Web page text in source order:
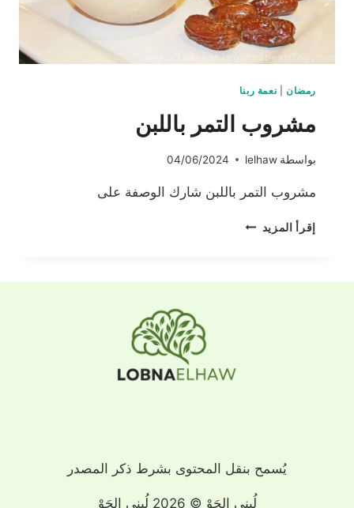
رمضان| نعمة ربنا
مشروب التمر باللبن
بواسطة lelhaw
04/06/2024
مشروب التمر باللبن شارك الوصفة على
إقرأ المزيد مشروب
يُسمح بنقل المحتوى بشرط ذكر المصدر
لُبنى الحَوْ © 2026 لُبنى الحَوْ